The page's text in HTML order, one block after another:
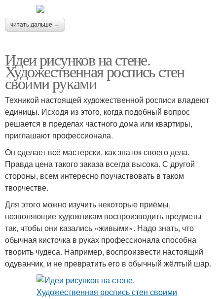
читать дальше →
Идеи рисунков на стене.
Художественная роспись стен
своими руками
Техникой настоящей художественной росписи владеют
единицы. Исходя из этого, когда подобный вопрос
решается в пределах частного дома или квартиры,
приглашают профессионала.
Он сделает всё мастерски, как знаток своего дела.
Правда цена такого заказа всегда высока. С другой
стороны, всем интересно поучаствовать в таком
творчестве.
Для этого можно изучить некоторые приёмы,
позволяющие художникам воспроизводить предметы
так, чтобы они казались «живыми». Надо знать, что
обычная кисточка в руках профессионала способна
творить чудеса. Например, воспроизвести настоящий
одуванчик, и не превратить его в обычный жёлтый шар.